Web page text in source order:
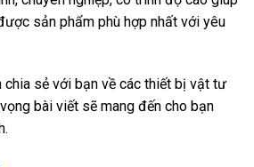
sản phẩm phù hợp nhất với yêu
chia sẻ với bạn về các thiết bị vật tư
bài viết sẽ mang đến cho bạn